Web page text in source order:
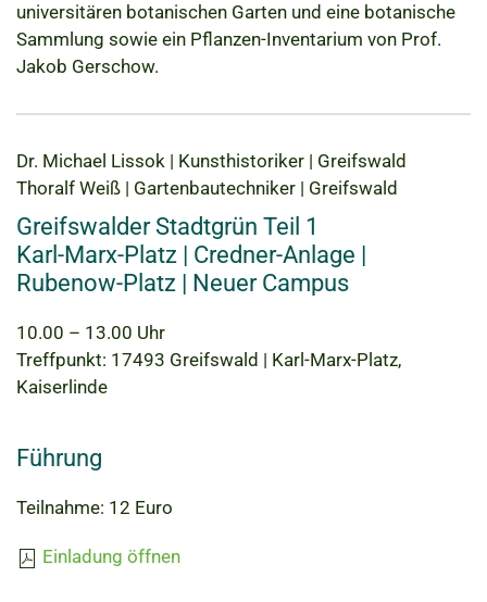
universitären botanischen Garten und eine botanische
Sammlung sowie ein Pflanzen-Inventarium von Prof.
Jakob Gerschow.
Dr. Michael Lissok | Kunsthistoriker | Greifswald
Thoralf Weiß | Gartenbautechniker | Greifswald
Greifswalder Stadtgrün Teil 1
Karl-Marx-Platz | Credner-Anlage |
Rubenow-Platz | Neuer Campus
10.00 – 13.00 Uhr
Treffpunkt: 17493 Greifswald | Karl-Marx-Platz,
Kaiserlinde
Führung
Teilnahme: 12 Euro
Einladung öffnen